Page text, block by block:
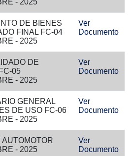
- 2025
DE BIENES
FINAL FC-04
- 2025
Ver
Documento
DE
05
- 2025
Ver
Documento
GENERAL
DE USO FC-06
- 2025
Ver
Documento
AUTOMOTOR
- 2025
Ver
Documento